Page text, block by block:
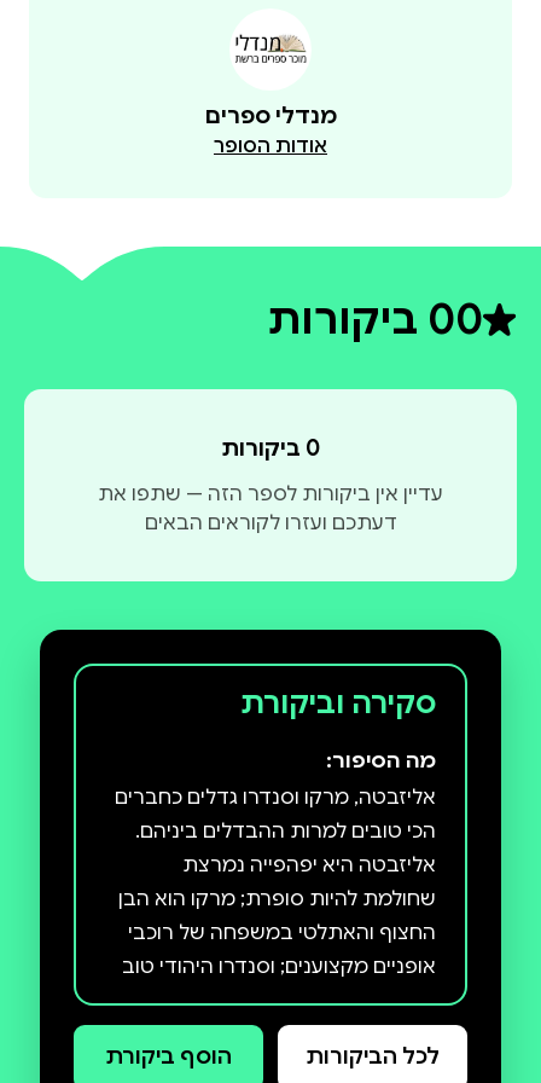
מנדלי ספרים
אודות הסופר
0דירוג ממוצע 0 מתוך 5
0 ביקורות
0 ביקורות
עדיין אין ביקורות לספר הזה — שתפו את
דעתכם ועזרו לקוראים הבאים
סקירה וביקורת
מה הסיפור:
אליזבטה, מרקו וסנדרו גדלים כחברים
הכי טובים למרות ההבדלים ביניהם.
אליזבטה היא יפהפייה נמרצת
שחולמת להיות סופרת; מרקו הוא הבן
החצוף והאתלטי במשפחה של רוכבי
אופניים מקצוענים; וסנדרו היהודי טוב
הלב הוא גאון במתמטיקה ובנם של
עורך דין ורופאה. אלא שאט־אט נוצר
משולש אהבה מורכב הרה־גורל. בסתיו
לכל הביקורות הוסף ביקורת